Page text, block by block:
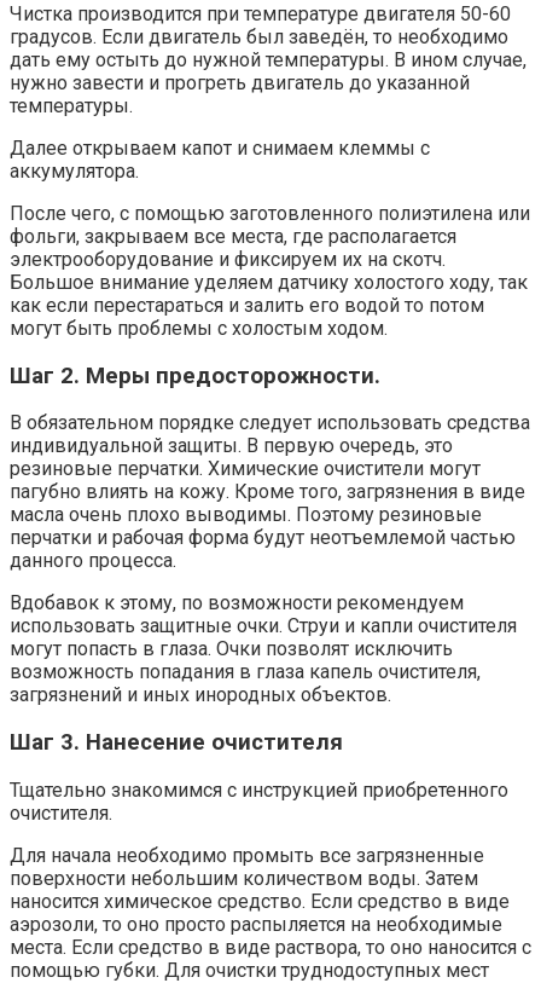
Чистка производится при температуре двигателя 50-60
градусов. Если двигатель был заведён, то необходимо
дать ему остыть до нужной температуры. В ином случае,
нужно завести и прогреть двигатель до указанной
температуры.
Далее открываем капот и снимаем клеммы с
аккумулятора.
После чего, с помощью заготовленного полиэтилена или
фольги, закрываем все места, где располагается
электрооборудование и фиксируем их на скотч.
Большое внимание уделяем датчику холостого ходу, так
как если перестараться и залить его водой то потом
могут быть проблемы с холостым ходом.
Шаг 2. Меры предосторожности.
В обязательном порядке следует использовать средства
индивидуальной защиты. В первую очередь, это
резиновые перчатки. Химические очистители могут
пагубно влиять на кожу. Кроме того, загрязнения в виде
масла очень плохо выводимы. Поэтому резиновые
перчатки и рабочая форма будут неотъемлемой частью
данного процесса.
Вдобавок к этому, по возможности рекомендуем
использовать защитные очки. Струи и капли очистителя
могут попасть в глаза. Очки позволят исключить
возможность попадания в глаза капель очистителя,
загрязнений и иных инородных объектов.
Шаг 3. Нанесение очистителя
Тщательно знакомимся с инструкцией приобретенного
очистителя.
Для начала необходимо промыть все загрязненные
поверхности небольшим количеством воды. Затем
наносится химическое средство. Если средство в виде
аэрозоли, то оно просто распыляется на необходимые
места. Если средство в виде раствора, то оно наносится с
помощью губки. Для очистки труднодоступных мест